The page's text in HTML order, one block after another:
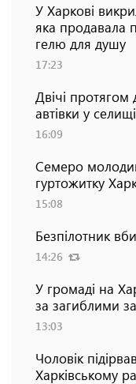
У Харкові
яка продавала
гелю для душу
17:23
Двічі
автівки у
16:09
Семеро
гуртожитку
15:08
Безпілотник
14:26
У громаді на
за загиблими
13:03
Чоловік
Харківському